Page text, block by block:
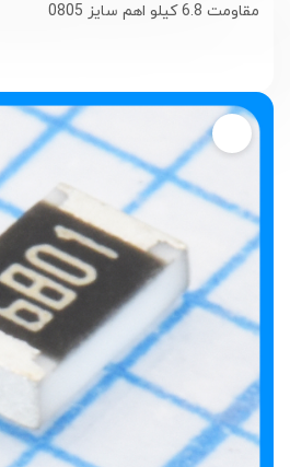
مقاومت 6.8 کیلو اهم سایز 0805